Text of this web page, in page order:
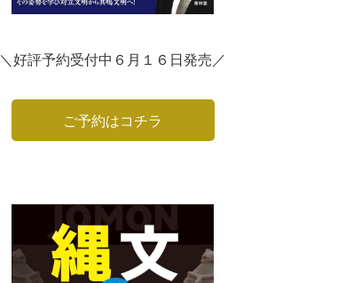
＼好評予約受付中６月１６日発売／
ご予約はコチラ